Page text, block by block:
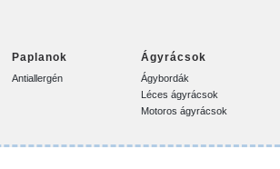
Paplanok
Antiallergén
Ágyrácsok
Ágybordák
Léces ágyrácsok
Motoros ágyrácsok